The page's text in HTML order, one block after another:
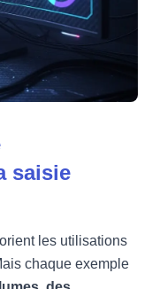
saisie
les utilisations
chaque exemple